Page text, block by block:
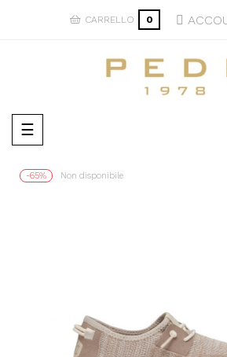
CARRELLO 0
navigazione
Toggle
☰
-65% Non disponibile